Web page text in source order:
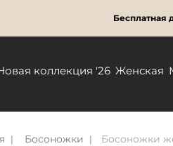
Бесплатная
коллекция '26 Женская
Босоножки Босоножки